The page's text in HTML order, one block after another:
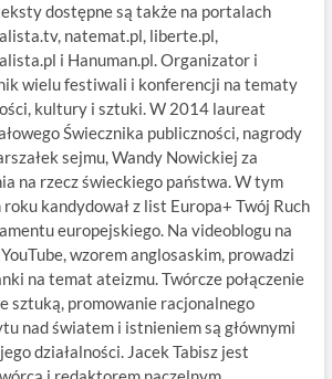
dostępne są także na portalach
natemat.pl, liberte.pl,
i Hanuman.pl. Organizator i
wielu festiwali i konferencji na tematy
kultury i sztuki. W 2014 laureat
Świecznika publiczności, nagrody
sejmu, Wandy Nowickiej za
na rzecz świeckiego państwa. W tym
roku kandydował z list Europa+ Twój Ruch
europejskiego. Na videoblogu na
wzorem anglosaskim, prowadzi
na temat ateizmu. Twórcze połączenie
sztuką, promowanie racjonalnego
nad światem i istnieniem są głównymi
działalności. Jacek Tabisz jest